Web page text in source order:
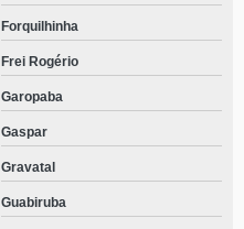
Forquilhinha
Frei Rogério
Garopaba
Gaspar
Gravatal
Guabiruba